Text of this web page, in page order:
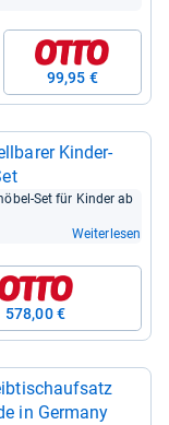
99,95 €
Kin­der­
​Set für Kin­der ab
Weiterlesen
578,00 €
in Ger­many